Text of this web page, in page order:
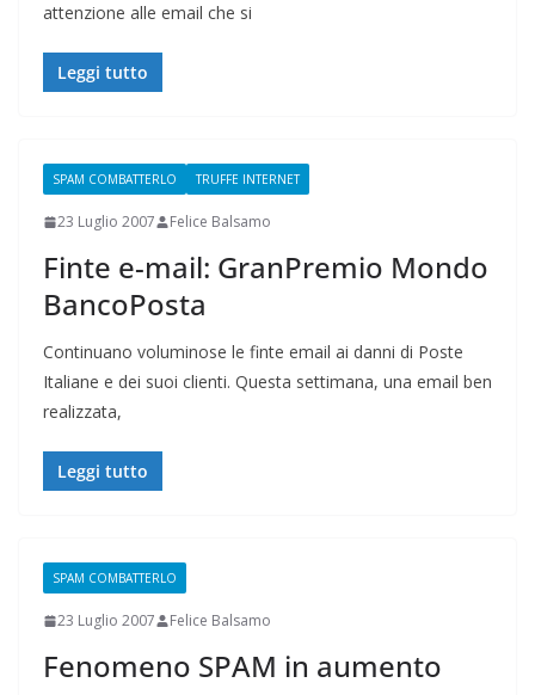
attenzione alle email che si
Leggi tutto
SPAM COMBATTERLO TRUFFE INTERNET
23 Luglio 2007 Felice Balsamo
Finte e-mail: GranPremio Mondo
BancoPosta
Continuano voluminose le finte email ai danni di Poste
Italiane e dei suoi clienti. Questa settimana, una email ben
realizzata,
Leggi tutto
SPAM COMBATTERLO
23 Luglio 2007 Felice Balsamo
Fenomeno SPAM in aumento